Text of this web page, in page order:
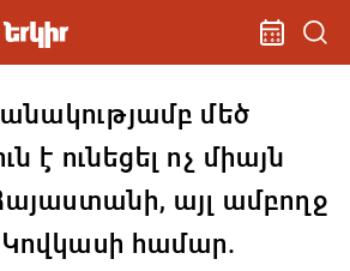
մեծ
է ունեցել ոչ միայն
այլ ամբողջ
համար.